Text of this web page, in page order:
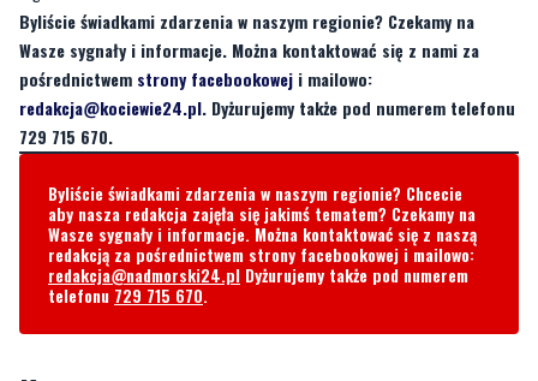
Byliście świadkami zdarzenia w naszym regionie? Czekamy na
Wasze sygnały i informacje. Można kontaktować się z nami za
pośrednictwem strony facebookowej i mailowo:
redakcja@kociewie24.pl. Dyżurujemy także pod numerem telefonu
729 715 670.
Byliście świadkami zdarzenia w naszym regionie? Chcecie
aby nasza redakcja zajęła się jakimś tematem? Czekamy na
Wasze sygnały i informacje. Można kontaktować się z naszą
redakcją za pośrednictwem strony facebookowej i mailowo:
redakcja@nadmorski24.pl Dyżurujemy także pod numerem
telefonu 729 715 670.